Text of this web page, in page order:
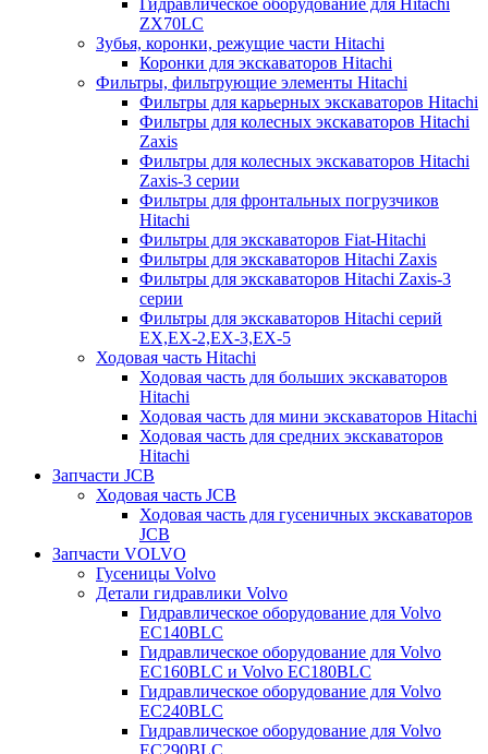
Гидравлическое оборудование для Hitachi
ZX70LC
Зубья, коронки, режущие части Hitachi
Коронки для экскаваторов Hitachi
Фильтры, фильтрующие элементы Hitachi
Фильтры для карьерных экскаваторов Hitachi
Фильтры для колесных экскаваторов Hitachi
Zaxis
Фильтры для колесных экскаваторов Hitachi
Zaxis-3 серии
Фильтры для фронтальных погрузчиков
Hitachi
Фильтры для экскаваторов Fiat-Hitachi
Фильтры для экскаваторов Hitachi Zaxis
Фильтры для экскаваторов Hitachi Zaxis-3
серии
Фильтры для экскаваторов Hitachi серий
EX,EX-2,EX-3,EX-5
Ходовая часть Hitachi
Ходовая часть для больших экскаваторов
Hitachi
Ходовая часть для мини экскаваторов Hitachi
Ходовая часть для средних экскаваторов
Hitachi
Запчасти JCB
Ходовая часть JCB
Ходовая часть для гусеничных экскаваторов
JCB
Запчасти VOLVO
Гусеницы Volvo
Детали гидравлики Volvo
Гидравлическое оборудование для Volvo
EC140BLC
Гидравлическое оборудование для Volvo
EC160BLC и Volvo EC180BLC
Гидравлическое оборудование для Volvo
EC240BLC
Гидравлическое оборудование для Volvo
EC290BLC